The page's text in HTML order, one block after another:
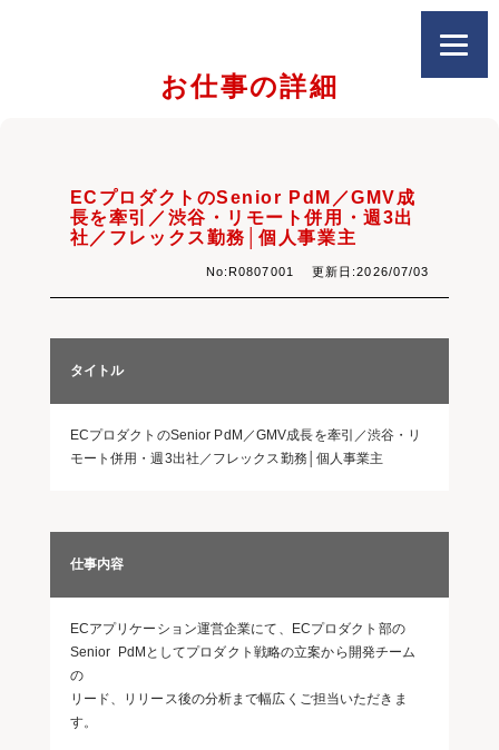
お仕事の詳細
ECプロダクトのSenior PdM／GMV成
長を牽引／渋谷・リモート併用・週3出
社／フレックス勤務│個人事業主
No:R0807001 更新日:2026/07/03
タイトル
ECプロダクトのSenior PdM／GMV成長を牽引／渋谷・リ
モート併用・週3出社／フレックス勤務│個人事業主
仕事内容
ECアプリケーション運営企業にて、ECプロダクト部の
Senior PdMとしてプロダクト戦略の立案から開発チーム
の
リード、リリース後の分析まで幅広くご担当いただきま
す。